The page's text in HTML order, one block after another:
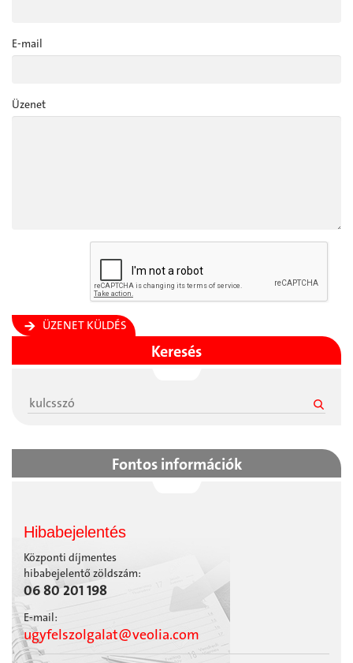
E-mail
Üzenet
ÜZENET KÜLDÉS
Keresés
Fontos információk
Hibabejelentés
Központi díjmentes
hibabejelentő zöldszám:
06 80 201 198
E-mail:
ugyfelszolgalat@veolia.com